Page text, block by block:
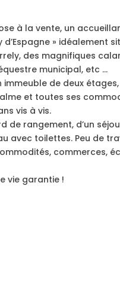
à la vente, un
» idéalement
des magnifiques
municipal, etc …
de deux
et toutes ses
vis à vis.
de rangement, d’un
avec toilettes. Peu de
commerces,
vie garantie !